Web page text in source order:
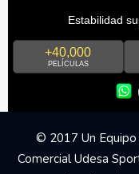
Estabilidad
+40,000
PELÍCULAS
© 2017 Un
Comercial Udesa